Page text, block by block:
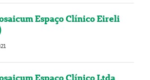
Espaço Clínico Eireli
Espaço Clínico Ltda